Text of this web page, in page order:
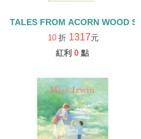
COLLECTION 觀察探索組/
TALES FROM ACORN WOOD
10 折 1317元
紅利 0 點